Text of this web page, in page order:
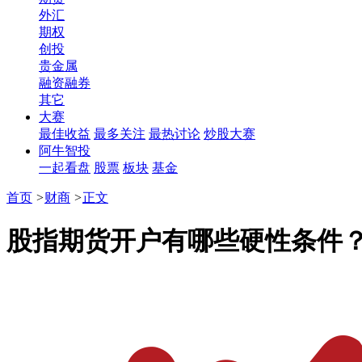
外汇
期权
创投
贵金属
融资融券
其它
大赛
最佳收益 最多关注 最热讨论 炒股大赛
阿牛智投
一起看盘 股票 板块 基金
首页 >财商 >正文
股指期货开户有哪些硬性条件